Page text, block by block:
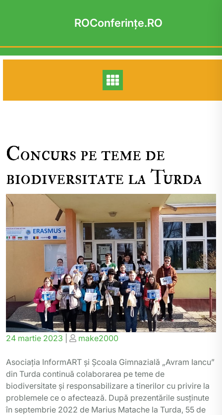
ROConferinţe.RO
Concurs pe teme de
biodiversitate la Turda
Posted
24 martie 2023
Posted
make2000
Asociația InformART și Școala Gimnazială „Avram Iancu”
din Turda continuă colaborarea pe teme de
biodiversitate și responsabilizare a tinerilor cu privire la
problemele ce o afectează. După prezentările susținute
în septembrie 2022 de Marius Matache la Turda, 55 de